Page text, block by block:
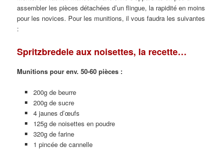
assembler les pièces détachées d’un flingue, la rapidité en moins
pour les novices. Pour les munitions, il vous faudra les suivantes
:
Spritzbredele aux noisettes, la recette…
Munitions pour env. 50-60 pièces :
200g de beurre
200g de sucre
4 jaunes d’œufs
125g de noisettes en poudre
320g de farine
1 pincée de cannelle